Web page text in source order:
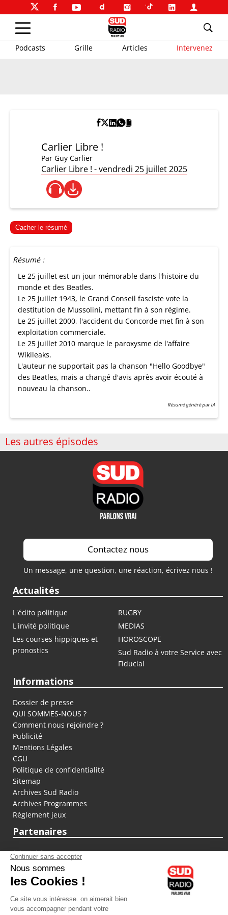
Podcasts Grille Articles Intervenez
Carlier Libre !
Par Guy Carlier
Carlier Libre ! - vendredi 25 juillet 2025
Cacher le résumé
Résumé :
Le 25 juillet est un jour mémorable dans l'histoire du
monde et des Beatles.
Le 25 juillet 1943, le Grand Conseil fasciste vote la
destitution de Mussolini, mettant fin à son régime.
Le 25 juillet 2000, l'accident du Concorde met fin à son
exploitation commerciale.
Le 25 juillet 2010 marque le paroxysme de l'affaire
Wikileaks.
L'auteur ne supportait pas la chanson "Hello Goodbye"
des Beatles, mais a changé d'avis après avoir écouté à
nouveau la chanson..
Résumé généré par IA
Les autres épisodes
Contactez nous
Un message, une question, une réaction, écrivez nous !
Actualités
L'édito politique
RUGBY
L'invité politique
MEDIAS
Les courses hippiques et
pronostics
HOROSCOPE
Sud Radio à votre Service avec
Fiducial
Informations
Dossier de presse
QUI SOMMES-NOUS ?
Comment nous rejoindre ?
Publicité
Mentions Légales
CGU
Politique de confidentialité
Sitemap
Archives Sud Radio
Archives Programmes
Règlement jeux
Partenaires
fiducial.fr
lyoncapitale.fr
olympique-et-lyonnais.com
L'application Iphone / Android